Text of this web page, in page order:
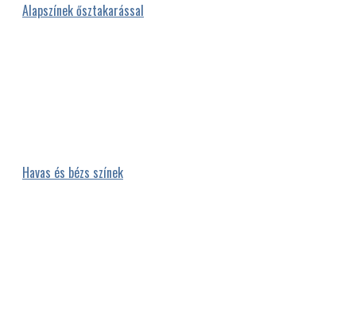
Alapszínek ősztakarással
Havas és bézs színek